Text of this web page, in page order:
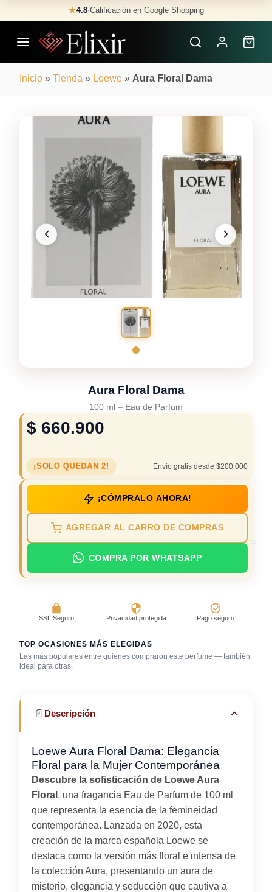
to
content
★4.8·Calificación en Google Shopping
Inicio » Tienda » Loewe » Aura Floral Dama
Aura Floral Dama
100 ml – Eau de Parfum
$ 660.900
¡SOLO QUEDAN 2! Envío gratis desde $200.000
¡CÓMPRALO AHORA!
AGREGAR AL CARRO DE COMPRAS
COMPRA POR WHATSAPP
SSL Seguro Privacidad protegida Pago seguro
TOP OCASIONES MÁS ELEGIDAS
Las más populares entre quienes compraron este perfume — también
ideal para otras.
Café con amigos
📄 Descripción
Loewe Aura Floral Dama: Elegancia
Floral para la Mujer Contemporánea
Descubre la sofisticación de Loewe Aura
Floral , una fragancia Eau de Parfum de 100 ml
que representa la esencia de la femineidad
contemporánea. Lanzada en 2020, esta
creación de la marca española Loewe se
destaca como la versión más floral e intensa de
la colección Aura, presentando un aura de
misterio, elegancia y seducción que cautiva a